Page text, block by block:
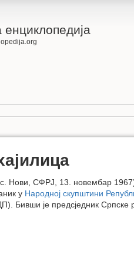
енциклопедија
Нови, СФРЈ, 13. новембар
у Народној скупштини
Бивши је предсједник Српске